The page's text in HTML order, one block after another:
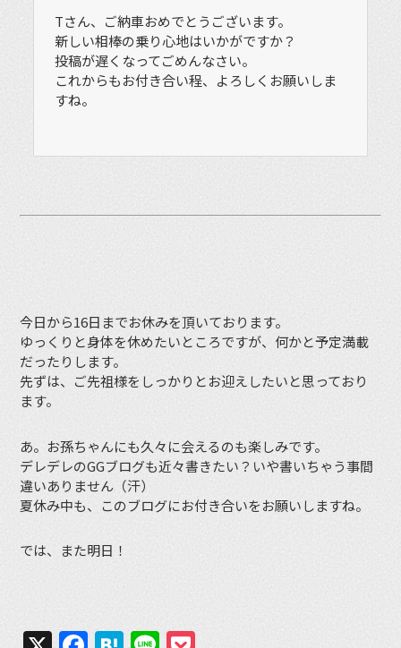
Tさん、ご納車おめでとうございます。
新しい相棒の乗り心地はいかがですか？
投稿が遅くなってごめんなさい。
これからもお付き合い程、よろしくお願いしま
すね。
今日から16日までお休みを頂いております。
ゆっくりと身体を休めたいところですが、何かと予定満載
だったりします。
先ずは、ご先祖様をしっかりとお迎えしたいと思っており
ます。
あ。お孫ちゃんにも久々に会えるのも楽しみです。
デレデレのGGブログも近々書きたい？いや書いちゃう事間
違いありません（汗）
夏休み中も、このブログにお付き合いをお願いしますね。
では、また明日！